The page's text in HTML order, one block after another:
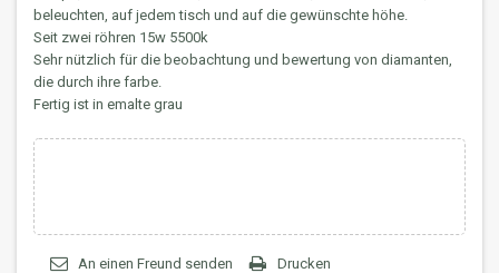
beleuchten, auf jedem tisch und auf die gewünschte höhe.
Seit zwei röhren 15w 5500k
Sehr nützlich für die beobachtung und bewertung von diamanten,
die durch ihre farbe.
Fertig ist in emalte grau
An einen Freund senden Drucken